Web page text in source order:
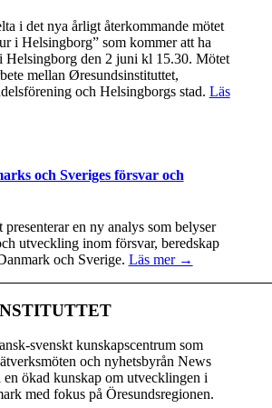
i det nya årligt återkommande mötet
i Helsingborg” som kommer att ha
Helsingborg den 2 juni kl 15.30. Mötet
mellan Øresundsinstituttet,
och Helsingborgs stad. Läs
och Sveriges försvar och
en ny analys som belyser
utveckling inom försvar, beredskap
och Sverige. Läs mer →
svenskt kunskapscentrum som
och nyhetsbyrån News
ökad kunskap om utvecklingen i
med fokus på Öresundsregionen.